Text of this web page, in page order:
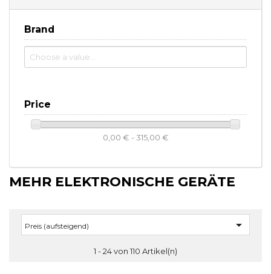
Brand
Price
0,00 € - 315,00 €
MEHR ELEKTRONISCHE GERÄTE
Preis (aufsteigend) 
1 - 24 von 110 Artikel(n)